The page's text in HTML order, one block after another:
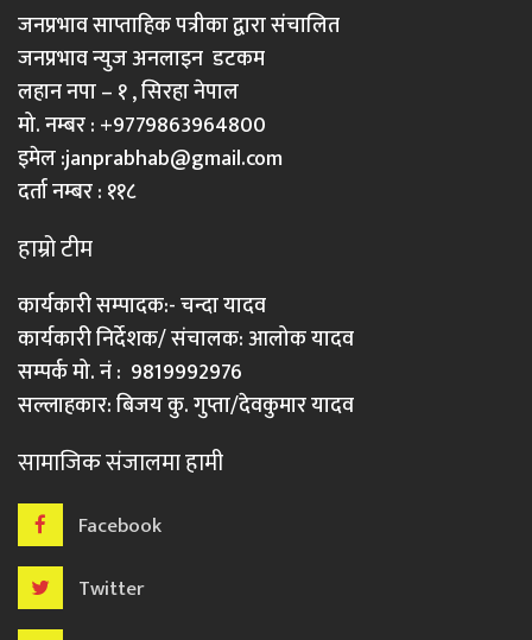
जनप्रभाव साप्ताहिक पत्रीका द्वारा संचालित
जनप्रभाव न्युज अनलाइन डटकम
लहान नपा – १ , सिरहा नेपाल
मो. नम्बर : +9779863964800
इमेल :janprabhab@gmail.com
दर्ता नम्बर : ११८
हाम्रो टीम
कार्यकारी सम्पादक:- चन्दा यादव
कार्यकारी निर्देशक/ संचालक: आलोक यादव
सम्पर्क मो. नं : 9819992976
सल्लाहकार: बिजय कु. गुप्ता/देवकुमार यादव
सामाजिक संजालमा हामी
Facebook
Twitter